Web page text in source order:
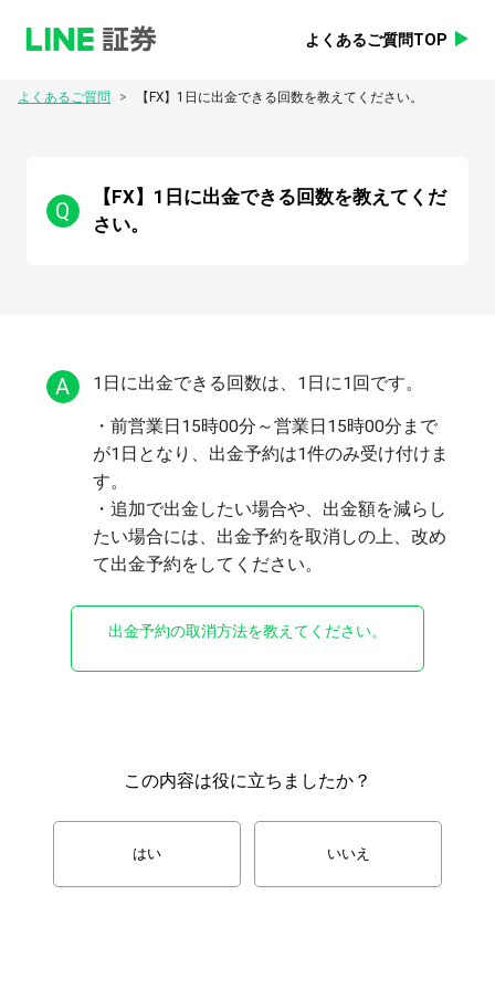
よくあるご質問TOP
よくあるご質問 > 【FX】1日に出金できる回数を教えてください。
Q
【FX】1日に出金できる回数を教えてくだ
さい。
A
・前営業日15時00分～営業日15時00分まで
が1日となり、出金予約は1件のみ受け付けま
す。
・追加で出金したい場合や、出金額を減らし
たい場合には、出金予約を取消しの上、改め
て出金予約をしてください。
出金予約の取消方法を教えてください。
この内容は役に立ちましたか？
はい いいえ